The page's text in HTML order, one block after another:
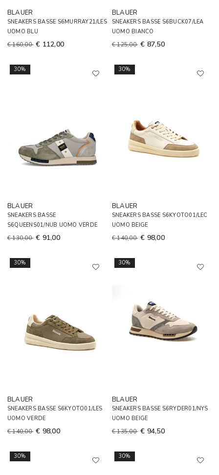
BLAUER
SNEAKERS BASSE S6MURRAY21/LES
UOMO BLU
€ 160,00 € 112,00
BLAUER
SNEAKERS BASSE S6BUCK07/LEA
UOMO BIANCO
€ 125,00 € 87,50
30%
BLAUER
SNEAKERS BASSE
S6QUEENS01/NUB UOMO VERDE
€ 130,00 € 91,00
30%
BLAUER
SNEAKERS BASSE S6KYOTO01/LEC
UOMO BEIGE
€ 140,00 € 98,00
30%
BLAUER
SNEAKERS BASSE S6KYOTO01/LES
UOMO VERDE
€ 140,00 € 98,00
30%
BLAUER
SNEAKERS BASSE S6RYDER01/NYS
UOMO BEIGE
€ 135,00 € 94,50
30% 30%